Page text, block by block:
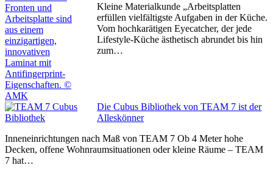
Kleine Materialkunde „Arbeitsplatten
erfüllen vielfältigste Aufgaben in der Küche.
Vom hochkarätigen Eyecatcher, der jede
Lifestyle-Küche ästhetisch abrundet bis hin
zum…
Die Cubus Bibliothek von TEAM 7 ist der
Alleskönner
Inneneinrichtungen nach Maß von TEAM 7 Ob 4 Meter hohe
Decken, offene Wohnraumsituationen oder kleine Räume – TEAM
7 hat…